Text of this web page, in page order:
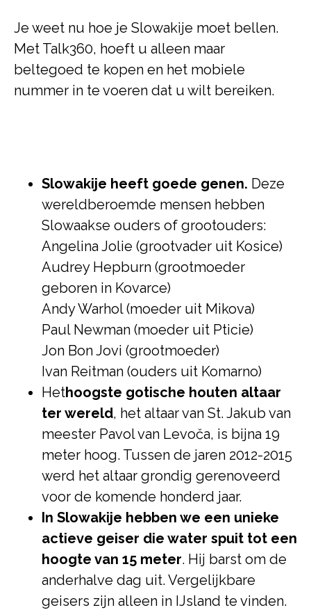
Je weet nu hoe je Slowakije moet bellen.
Met Talk360, hoeft u alleen maar
beltegoed te kopen en het mobiele
nummer in te voeren dat u wilt bereiken.
Slowakije heeft goede genen. Deze
wereldberoemde mensen hebben
Slowaakse ouders of grootouders:
Angelina Jolie (grootvader uit Kosice)
Audrey Hepburn (grootmoeder
geboren in Kovarce)
Andy Warhol (moeder uit Mikova)
Paul Newman (moeder uit Pticie)
Jon Bon Jovi (grootmoeder)
Ivan Reitman (ouders uit Komarno)
Hethoogste gotische houten altaar
ter wereld, het altaar van St. Jakub van
meester Pavol van Levoča, is bijna 19
meter hoog. Tussen de jaren 2012-2015
werd het altaar grondig gerenoveerd
voor de komende honderd jaar.
In Slowakije hebben we een unieke
actieve geiser die water spuit tot een
hoogte van 15 meter. Hij barst om de
anderhalve dag uit. Vergelijkbare
geisers zijn alleen in IJsland te vinden.